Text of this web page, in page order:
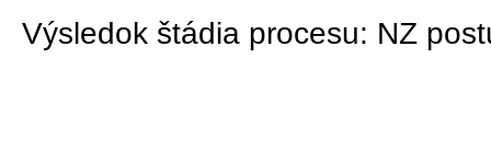
Výsledok štádia procesu: NZ